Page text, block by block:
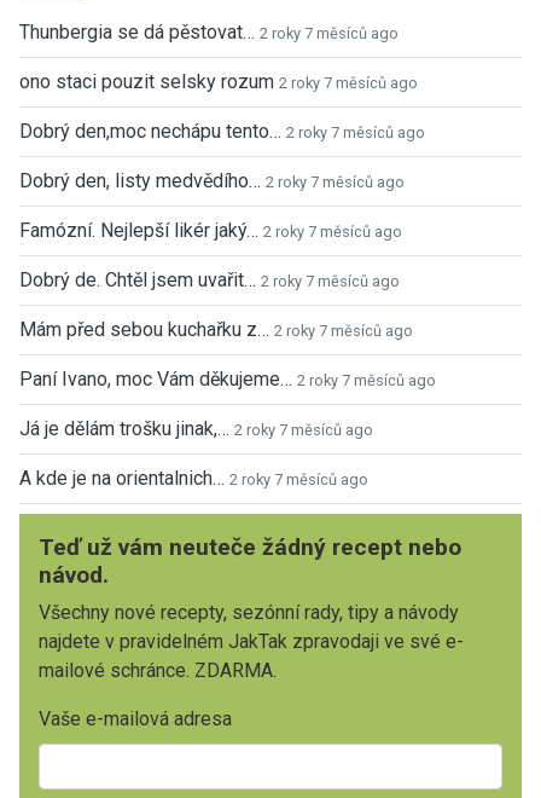
Thunbergia se dá pěstovat… 2 roky 7 měsíců ago
ono staci pouzit selsky rozum 2 roky 7 měsíců ago
Dobrý den,moc nechápu tento… 2 roky 7 měsíců ago
Dobrý den, listy medvědího… 2 roky 7 měsíců ago
Famózní. Nejlepší likér jaký… 2 roky 7 měsíců ago
Dobrý de. Chtěl jsem uvařit… 2 roky 7 měsíců ago
Mám před sebou kuchařku z… 2 roky 7 měsíců ago
Paní Ivano, moc Vám děkujeme… 2 roky 7 měsíců ago
Já je dělám trošku jinak,… 2 roky 7 měsíců ago
A kde je na orientalnich… 2 roky 7 měsíců ago
Teď už vám neuteče žádný recept nebo
návod.
Všechny nové recepty, sezónní rady, tipy a návody
najdete v pravidelném JakTak zpravodaji ve své e-
mailové schránce. ZDARMA.
Vaše e-mailová adresa